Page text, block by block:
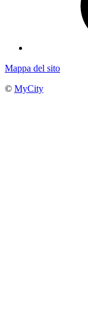
Mappa del sito
© MyCity